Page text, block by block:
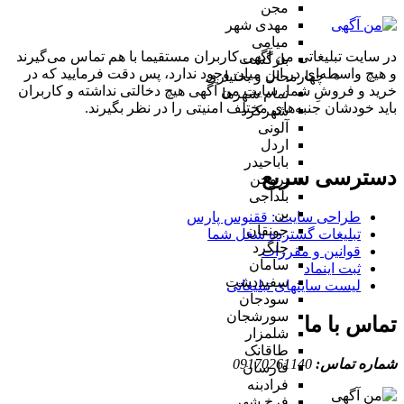
مجن
مهدی شهر
میامی
بازگشت
چهارمحال و بختیاری
تمام شهر‌ها
شهرکرد
آلونی
اردل
باباحیدر
بروجن
بلداجی
بن
جونقان
چلگرد
سامان
سفیددشت
سودجان
سورشجان
شلمزار
طاقانک
فارسان
فرادبنه
در سایت تبلیغاتی من آگهی کاربران مستقیما با هم تماس می‌گیرند
و هیچ واسطه‌ای در این میان وجود ندارد، پس دقت فرمایید که در
خرید و فروشِ شما، سایت من آگهی هیچ دخالتی نداشته و کاربران
باید خودشان جنبه‌های مختلف امنیتی را در نظر بگیرند.
دسترسی سریع
طراحی سایت :‌ ققنوس پارس
تبلیغات گسترده شغل شما
قوانین و مقررات
ثبت اینماد
لیست سایتهای تبلیغاتی
تماس با ما
شماره تماس: 09170261140